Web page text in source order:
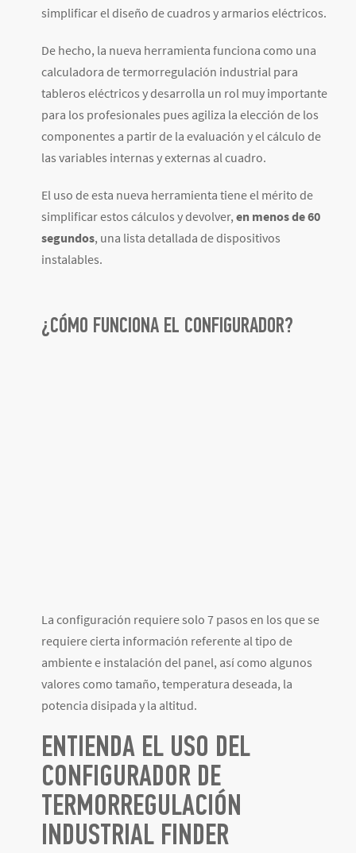
simplificar el diseño de cuadros y armarios eléctricos.
De hecho, la nueva herramienta funciona como una
calculadora de termorregulación industrial para
tableros eléctricos y desarrolla un rol muy importante
para los profesionales pues agiliza la elección de los
componentes a partir de la evaluación y el cálculo de
las variables internas y externas al cuadro.
El uso de esta nueva herramienta tiene el mérito de
simplificar estos cálculos y devolver, en menos de 60
segundos, una lista detallada de dispositivos
instalables.
¿CÓMO FUNCIONA EL CONFIGURADOR?
La configuración requiere solo 7 pasos en los que se
requiere cierta información referente al tipo de
ambiente e instalación del panel, así como algunos
valores como tamaño, temperatura deseada, la
potencia disipada y la altitud.
ENTIENDA EL USO DEL
CONFIGURADOR DE
TERMORREGULACIÓN
INDUSTRIAL FINDER